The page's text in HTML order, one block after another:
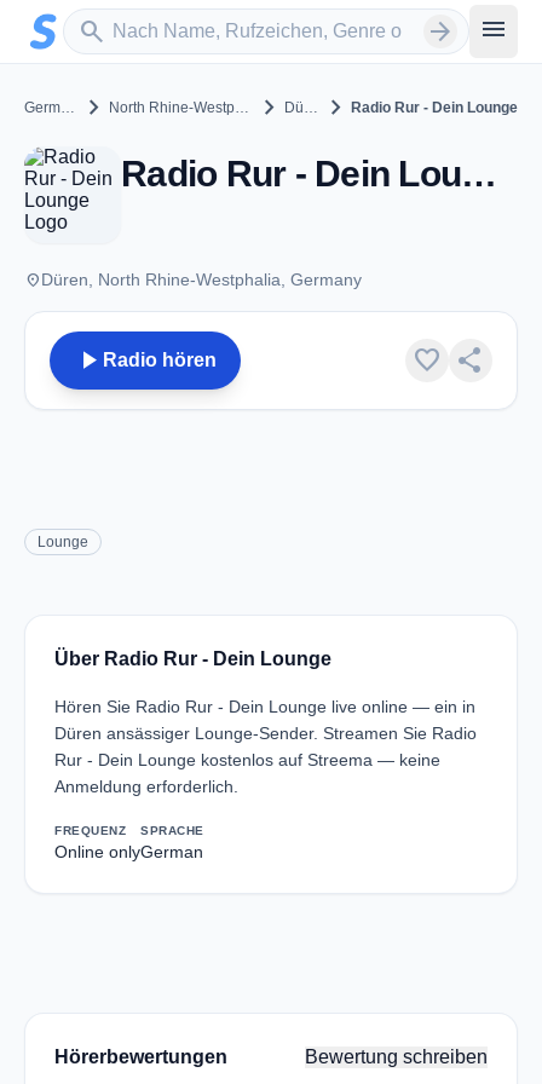
Zum Hauptinhalt springen
search
Sender suchen arrow_forward menu
Germany chevron_right North Rhine-Westphalia chevron_right Düren chevron_right Radio Rur - Dein Lounge
Radio Rur - Dein Lounge - Düren
placeDüren, North Rhine-Westphalia, Germany
play_arrow Radio hören favorite share
Lounge
Über Radio Rur - Dein Lounge
Hören Sie Radio Rur - Dein Lounge live online — ein in
Düren ansässiger Lounge-Sender. Streamen Sie Radio
Rur - Dein Lounge kostenlos auf Streema — keine
Anmeldung erforderlich.
FREQUENZ
Online only
SPRACHE
German
Hörerbewertungen Bewertung schreiben